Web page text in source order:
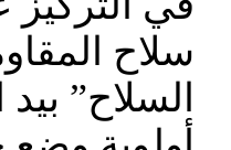
سلاح
السلاح” بيد